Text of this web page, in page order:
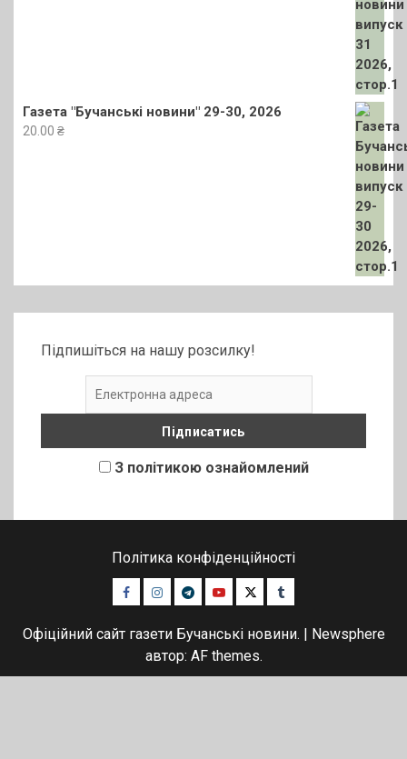
Газета "Бучанські новини" 29-30, 2026
20.00 ₴
Підпишіться на нашу розсилку!
З політикою ознайомлений
Політика конфіденційності
Facebook
Instagram
TelegramYoutubeTwitterTumblr
Офіційний сайт газети Бучанські новини.
Newsphere
автор: AF themes.